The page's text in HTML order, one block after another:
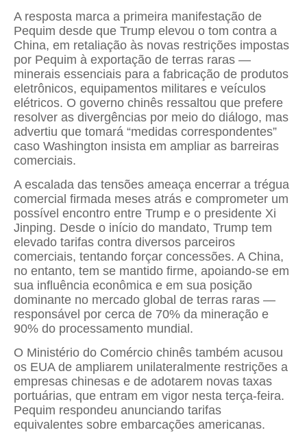
A resposta marca a primeira manifestação de
Pequim desde que Trump elevou o tom contra a
China, em retaliação às novas restrições impostas
por Pequim à exportação de terras raras —
minerais essenciais para a fabricação de produtos
eletrônicos, equipamentos militares e veículos
elétricos. O governo chinês ressaltou que prefere
resolver as divergências por meio do diálogo, mas
advertiu que tomará “medidas correspondentes”
caso Washington insista em ampliar as barreiras
comerciais.
A escalada das tensões ameaça encerrar a trégua
comercial firmada meses atrás e comprometer um
possível encontro entre Trump e o presidente Xi
Jinping. Desde o início do mandato, Trump tem
elevado tarifas contra diversos parceiros
comerciais, tentando forçar concessões. A China,
no entanto, tem se mantido firme, apoiando-se em
sua influência econômica e em sua posição
dominante no mercado global de terras raras —
responsável por cerca de 70% da mineração e
90% do processamento mundial.
O Ministério do Comércio chinês também acusou
os EUA de ampliarem unilateralmente restrições a
empresas chinesas e de adotarem novas taxas
portuárias, que entram em vigor nesta terça-feira.
Pequim respondeu anunciando tarifas
equivalentes sobre embarcações americanas.